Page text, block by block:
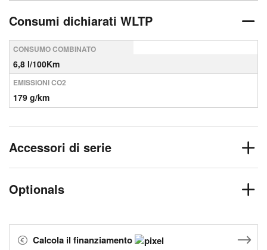
Consumi dichiarati WLTP
CONSUMO COMBINATO
6,8 l/100Km
EMISSIONI CO2
179 g/km
Accessori di serie
Optionals
Calcola il finanziamento